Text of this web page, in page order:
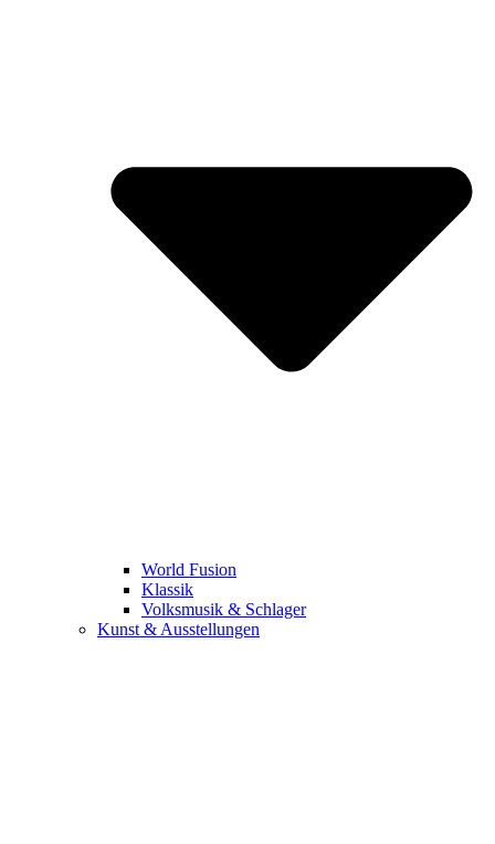
World Fusion
Klassik
Volksmusik & Schlager
Kunst & Ausstellungen